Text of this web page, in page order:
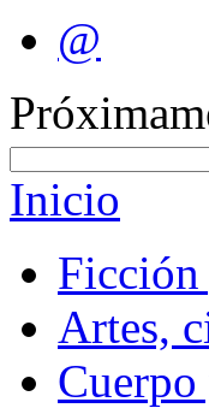
@
Inicio
Ficción
Artes,